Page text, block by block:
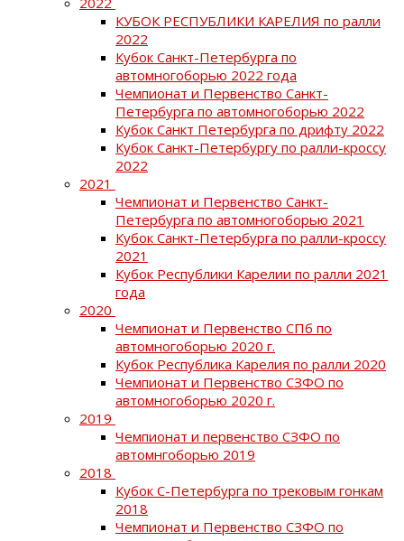
КУБОК РЕСПУБЛИКИ КАРЕЛИЯ по ралли
2022
Кубок Санкт-Петербурга по
автомногоборью 2022 года
Чемпионат и Первенство Санкт-
Петербурга по автомногоборью 2022
Кубок Санкт Петербурга по дрифту 2022
Кубок Санкт-Петербургу по ралли-кроссу
2022
2021
Чемпионат и Первенство Санкт-
Петербурга по автомногоборью 2021
Кубок Санкт-Петербурга по ралли-кроссу
2021
Кубок Республики Карелии по ралли 2021
года
2020
Чемпионат и Первенство СПб по
автомногоборью 2020 г.
Кубок Республика Карелия по ралли 2020
Чемпионат и Первенство СЗФО по
автомногоборью 2020 г.
2019
Чемпионат и первенство СЗФО по
автомнгоборью 2019
2018
Кубок С-Петербурга по трековым гонкам
2018
Чемпионат и Первенство СЗФО по